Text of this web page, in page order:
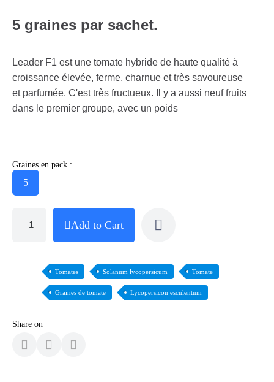
5 graines par sachet.
Leader F1 est une tomate hybride de haute qualité à
croissance élevée, ferme, charnue et très savoureuse
et parfumée. C'est très fructueux. Il y a aussi neuf fruits
dans le premier groupe, avec un poids
Graines en pack :
5
Add to Cart
Tomates Solanum lycopersicum Tomate
Graines de tomate Lycopersicon esculentum
Share on